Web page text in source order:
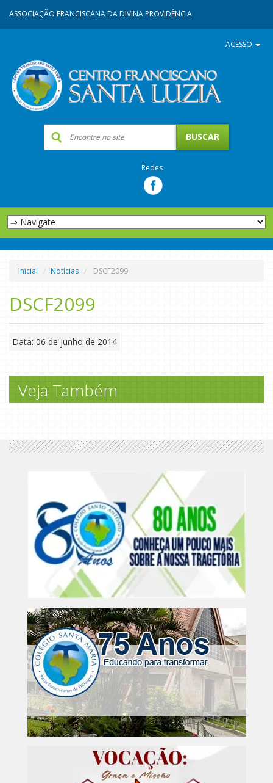
ASSOCIAÇÃO FRANCISCANA DA DIVINA PROVIDÊNCIA
ACESSO
Redes
Inicial Notícias DSCF2099
DSCF2099
Data: 06 de junho de 2014
Veja Também